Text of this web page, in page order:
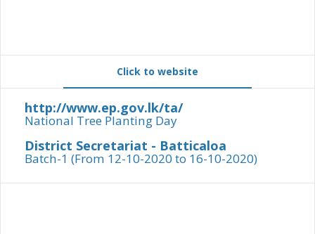
Click to website
http://www.ep.gov.lk/ta/
National Tree Planting Day
District Secretariat - Batticaloa
Batch-1 (From 12-10-2020 to 16-10-2020)